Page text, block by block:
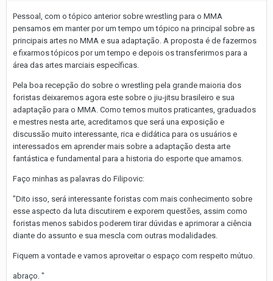
Pessoal, com o tópico anterior sobre wrestling para o MMA
pensamos em manter por um tempo um tópico na principal sobre as
principais artes no MMA e sua adaptação. A proposta é de fazermos
e fixarmos tópicos por um tempo e depois os transferirmos para a
área das artes marciais específicas.
Pela boa recepção do sobre o wrestling pela grande maioria dos
foristas deixaremos agora este sobre o jiu-jitsu brasileiro e sua
adaptação para o MMA. Como temos muitos praticantes, graduados
e mestres nesta arte, acreditamos que será una exposição e
discussão muito interessante, rica e didática para os usuários e
interessados em aprender mais sobre a adaptação desta arte
fantástica e fundamental para a historia do esporte que amamos.
Faço minhas as palavras do Filipovic:
"Dito isso, será interessante foristas com mais conhecimento sobre
esse aspecto da luta discutirem e exporem questões, assim como
foristas menos sabidos poderem tirar dúvidas e aprimorar a ciência
diante do assunto e sua mescla com outras modalidades.
Fiquem a vontade e vamos aproveitar o espaço com respeito mútuo.
abraço. "